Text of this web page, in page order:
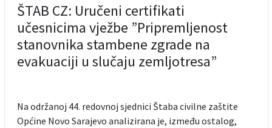
ŠTAB CZ: Uručeni certifikati
učesnicima vježbe ”Pripremljenost
stanovnika stambene zgrade na
evakuaciji u slučaju zemljotresa”
Na održanoj 44. redovnoj sjednici Štaba civilne zaštite
Općine Novo Sarajevo analizirana je, između ostalog,